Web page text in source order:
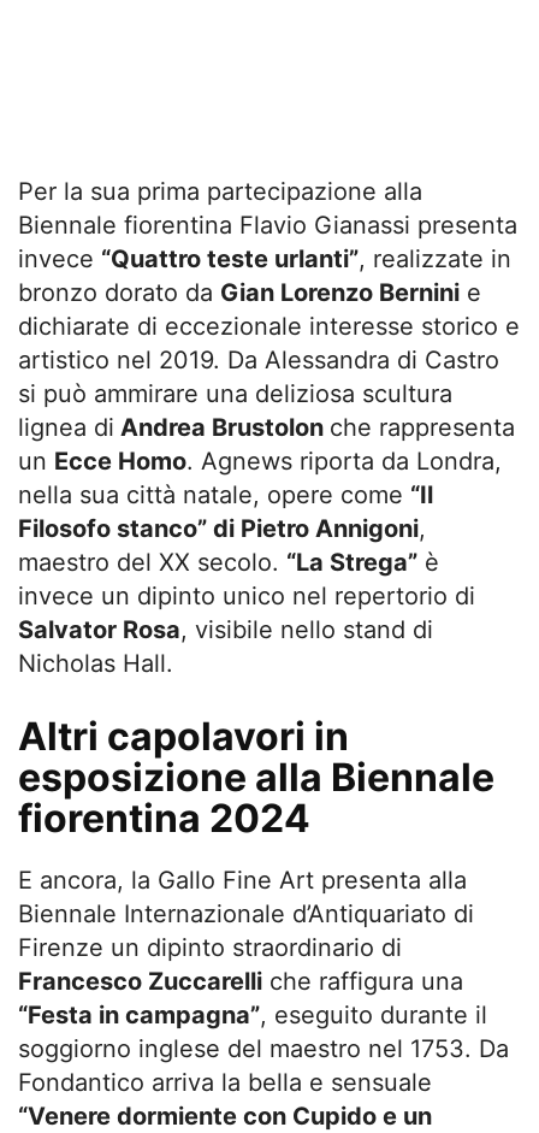
Per la sua prima partecipazione alla
Biennale fiorentina Flavio Gianassi presenta
invece “Quattro teste urlanti”, realizzate in
bronzo dorato da Gian Lorenzo Bernini e
dichiarate di eccezionale interesse storico e
artistico nel 2019. Da Alessandra di Castro
si può ammirare una deliziosa scultura
lignea di Andrea Brustolon che rappresenta
un Ecce Homo. Agnews riporta da Londra,
nella sua città natale, opere come “Il
Filosofo stanco” di Pietro Annigoni,
maestro del XX secolo. “La Strega” è
invece un dipinto unico nel repertorio di
Salvator Rosa, visibile nello stand di
Nicholas Hall.
Altri capolavori in
esposizione alla Biennale
fiorentina 2024
E ancora, la Gallo Fine Art presenta alla
Biennale Internazionale d’Antiquariato di
Firenze un dipinto straordinario di
Francesco Zuccarelli che raffigura una
“Festa in campagna”, eseguito durante il
soggiorno inglese del maestro nel 1753. Da
Fondantico arriva la bella e sensuale
“Venere dormiente con Cupido e un